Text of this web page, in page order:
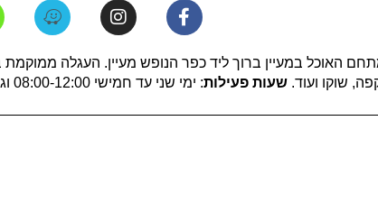
האוכל במעיין ברוך ליד כפר הנופש מעיין. העגלה ממוקמת
שוקו ועוד. שעות פעילות: ימי שני עד חמישי 08:00-12:00 וגם 16:30-21:00 יום שישי 08:30-18:30 יום שבת 07:30-16:30.